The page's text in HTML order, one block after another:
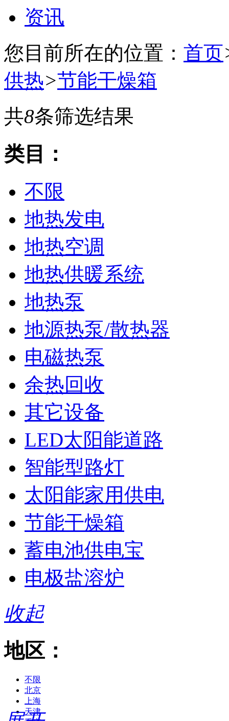
资讯
您目前所在的位置： 首页
供热>节能干燥箱
共8条筛选结果
类目：
不限
地热发电
地热空调
地热供暖系统
地热泵
地源热泵/散热器
电磁热泵
余热回收
其它设备
LED太阳能道路
智能型路灯
太阳能家用供电
节能干燥箱
蓄电池供电宝
电极盐溶炉
收起
地区：
不限
北京
上海
天津